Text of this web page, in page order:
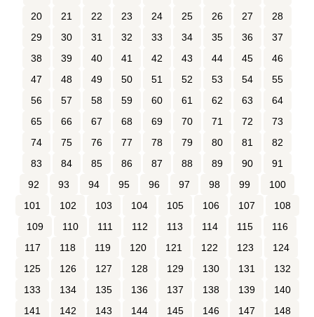
20
21 22 23 24 25 26 27
28
29
30 31 32 33 34 35 36
37
38
39 40 41 42 43 44 45
46
47
48 49 50 51 52 53 54
55
56
57 58 59 60 61 62 63
64
65
66 67 68 69 70 71 72
73
74
75 76 77 78 79 80 81
82
83
84 85 86 87 88 89 90
91
92
93 94 95 96 97 98 99
100
101
102 103 104 105 106 107
108
109
110 111 112 113 114 115
116
117
118 119 120 121 122 123
124
125
126 127 128 129 130 131
132
133
134 135 136 137 138 139
140
141
142 143 144 145 146 147
148